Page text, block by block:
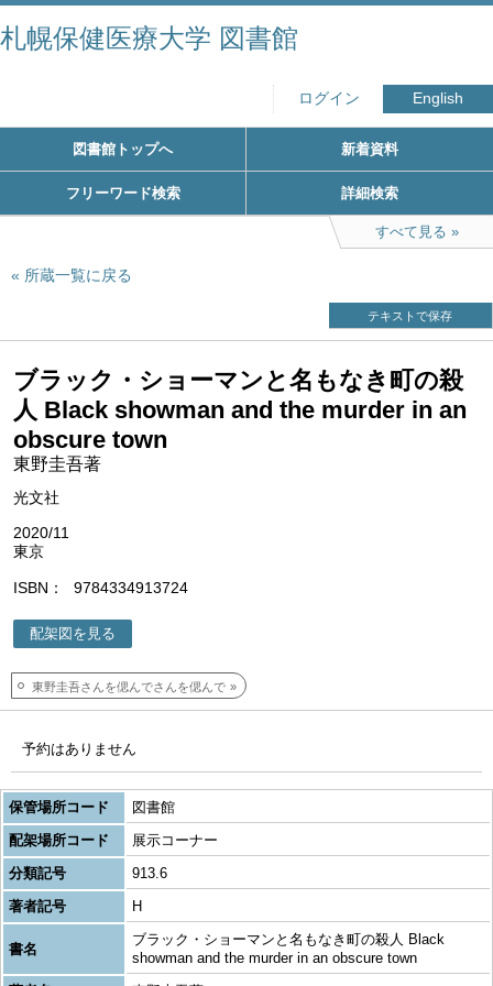
札幌保健医療大学 図書館
ログイン English
図書館トップへ 新着資料
フリーワード検索 詳細検索
すべて見る
所蔵一覧に戻る
テキストで保存
ブラック・ショーマンと名もなき町の殺
人 Black showman and the murder in an
obscure town
東野圭吾著
光文社
2020/11
東京
ISBN 9784334913724
配架図を見る
東野圭吾さんを偲んでさんを偲んで
予約はありません
保管場所コード
図書館
配架場所コード
展示コーナー
分類記号
913.6
著者記号
H
書名
ブラック・ショーマンと名もなき町の殺人 Black
showman and the murder in an obscure town